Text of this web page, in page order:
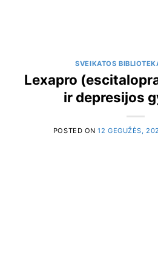
SVEIKATOS
Lexapro
ir depresijos
POSTED ON12 GEGUŽĖS,